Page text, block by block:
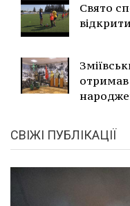
Свято
СВІЖІ ПУБЛІКАЦІЇ